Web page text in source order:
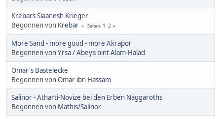
Krebars Slaanesh Krieger
Begonnen von Krebar Seiten 1 2
More Sand - more good - more Akrapor
Begonnen vonYrsa / Abeya bint Alam-Halad
Omar's Bastelecke
Begonnen vonOmar ibn Hassam
Salinor - Atharti-Novize bei den Erben Naggaroths
Begonnen von Mathis/Salinor